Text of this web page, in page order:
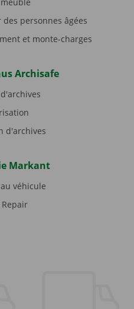
personnes âgées
et monte-charges
Archisafe
d'archives
Markant
véhicule